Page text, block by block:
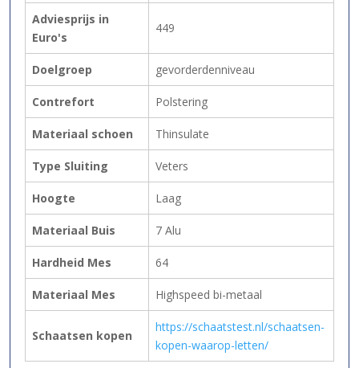
Adviesprijs in
Euro's
449
Doelgroep gevorderdenniveau
Contrefort Polstering
Materiaal schoen Thinsulate
Type Sluiting Veters
Hoogte Laag
Materiaal Buis 7 Alu
Hardheid Mes 64
Materiaal Mes Highspeed bi-metaal
Schaatsen kopen
https://schaatstest.nl/schaatsen-
kopen-waarop-letten/